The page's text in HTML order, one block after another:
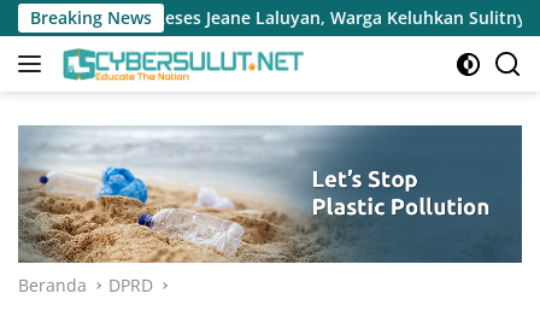
Langsung
ke
konten
Breaking News
Laluyan, Warga Keluhkan Sulitnya Ekonomi dan Akses Pasar
Beranda DPRD